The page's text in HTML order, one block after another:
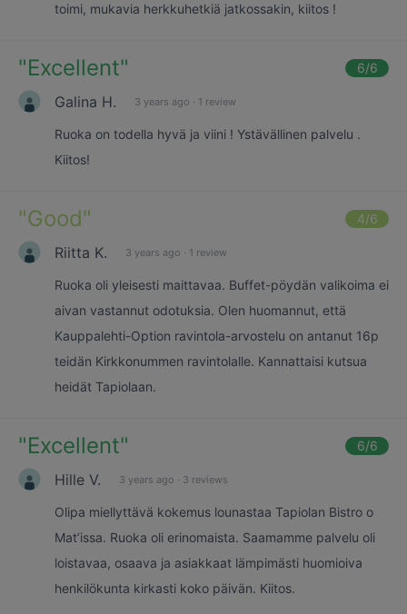
toimi, mukavia herkkuhetkiä jatkossakin, kiitos !
"Excellent" 6/6
Galina H. 3 years ago · 1 review
Ruoka on todella hyvä ja viini ! Ystävällinen palvelu .
Kiitos!
"Good" 4/6
Riitta K. 3 years ago · 1 review
Ruoka oli yleisesti maittavaa. Buffet-pöydän valikoima ei
aivan vastannut odotuksia. Olen huomannut, että
Kauppalehti-Option ravintola-arvostelu on antanut 16p
teidän Kirkkonummen ravintolalle. Kannattaisi kutsua
heidät Tapiolaan.
"Excellent" 6/6
Hille V. 3 years ago · 3 reviews
Olipa miellyttävä kokemus lounastaa Tapiolan Bistro o
Mat’issa. Ruoka oli erinomaista. Saamamme palvelu oli
loistavaa, osaava ja asiakkaat lämpimästi huomioiva
henkilökunta kirkasti koko päivän. Kiitos.